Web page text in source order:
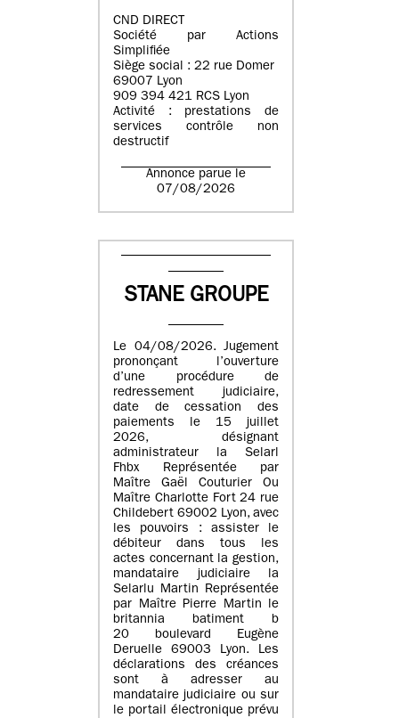
CND DIRECT
Société par Actions
Simplifiée
Siège social : 22 rue Domer
69007 Lyon
909 394 421 RCS Lyon
Activité : prestations de
services contrôle non
destructif
Annonce parue le
07/08/2026
STANE GROUPE
Le 04/08/2026. Jugement
prononçant l’ouverture
d’une procédure de
redressement judiciaire,
date de cessation des
paiements le 15 juillet
2026, désignant
administrateur la Selarl
Fhbx Représentée par
Maître Gaël Couturier Ou
Maître Charlotte Fort 24 rue
Childebert 69002 Lyon, avec
les pouvoirs : assister le
débiteur dans tous les
actes concernant la gestion,
mandataire judiciaire la
Selarlu Martin Représentée
par Maître Pierre Martin le
britannia batiment b
20 boulevard Eugène
Deruelle 69003 Lyon. Les
déclarations des créances
sont à adresser au
mandataire judiciaire ou sur
le portail électronique prévu